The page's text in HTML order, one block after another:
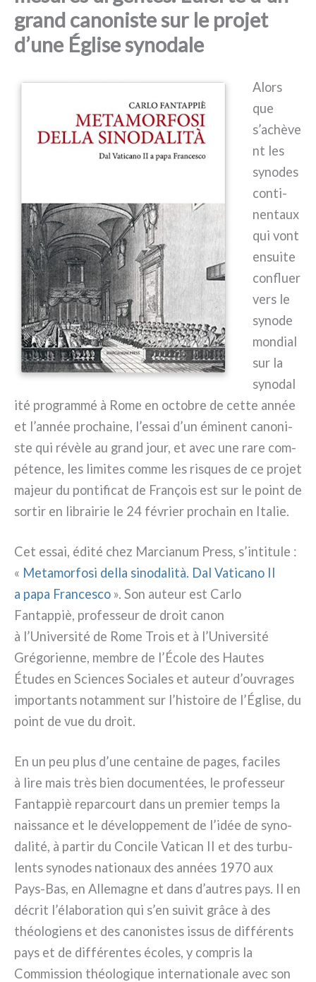
grand canoniste sur le projet
d’une Église synodale
Alors
que
s’achève
nt les
syno­des
con­ti­
nen­taux
qui vont
ensui­te
con­fluer
vers le
syno­de
mon­dial
sur la
syno­da­l
i­té pro­gram­mé à Rome en octo­bre de cet­te année
et l’année pro­chai­ne, l’essai d’un émi­nent cano­ni­
ste qui révè­le au grand jour, et avec une rare com­
pé­ten­ce, les limi­tes com­me les risques de ce pro­jet
majeur du pon­ti­fi­cat de François est sur le point de
sor­tir en librai­rie le 24 février pro­chain en Italie.
Cet essai, édi­té chez Marcianum Press, s’intitule :
« Metamorfosi del­la sino­da­li­tà. Dal Vaticano II
a papa Francesco ». Son auteur est Carlo
Fantappiè, pro­fes­seur de droit canon
à l’Université de Rome Trois et à l’Université
Grégorienne, mem­bre de l’École des Hautes
Études en Sciences Sociales et auteur d’ouvrages
impor­tan­ts notam­ment sur l’histoire de l’Église, du
point de vue du droit.
En un peu plus d’une cen­tai­ne de pages, faci­les
à lire mais très bien docu­men­tées, le pro­fes­seur
Fantappiè repar­court dans un pre­mier temps la
nais­san­ce et le déve­lop­pe­ment de l’idée de syno­
da­li­té, à par­tir du Concile Vatican II et des tur­bu­
len­ts syno­des natio­naux des années 1970 aux
Pays-Bas, en Allemagne et dans d’autres pays. Il en
décrit l’élaboration qui s’en sui­vit grâ­ce à des
théo­lo­giens et des cano­ni­stes issus de dif­fé­ren­ts
pays et de dif­fé­ren­tes éco­les, y com­pris la
Commission théo­lo­gi­que inter­na­tio­na­le avec son